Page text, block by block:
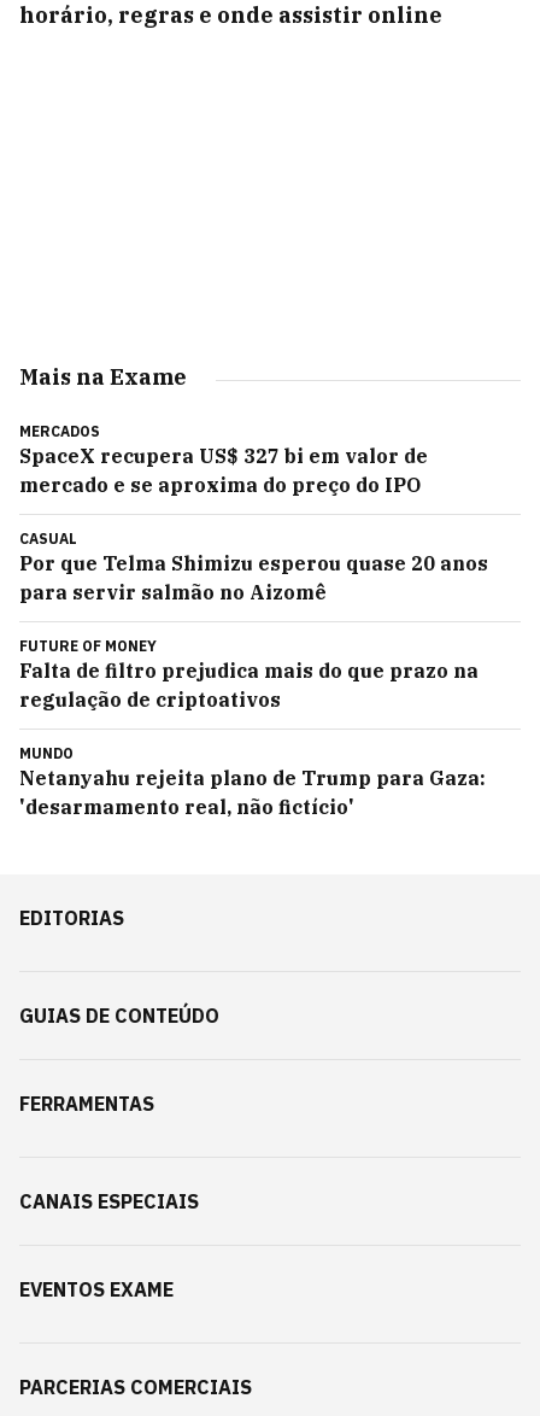
horário, regras e onde assistir online
Mais na Exame
MERCADOS
SpaceX recupera US$ 327 bi em valor de
mercado e se aproxima do preço do IPO
CASUAL
Por que Telma Shimizu esperou quase 20 anos
para servir salmão no Aizomê
FUTURE OF MONEY
Falta de filtro prejudica mais do que prazo na
regulação de criptoativos
MUNDO
Netanyahu rejeita plano de Trump para Gaza:
'desarmamento real, não fictício'
EDITORIAS
GUIAS DE CONTEÚDO
FERRAMENTAS
CANAIS ESPECIAIS
EVENTOS EXAME
PARCERIAS COMERCIAIS